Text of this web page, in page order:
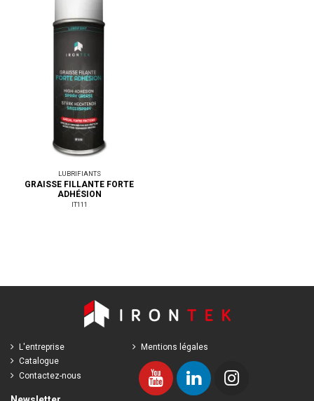
LUBRIFIANTS
GRAISSE FILLANTE FORTE
ADHÉSION
IT111
L'entreprise
Catalogue
Contactez-nous
Mentions légales